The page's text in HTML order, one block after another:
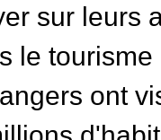
sur leurs
le
ont